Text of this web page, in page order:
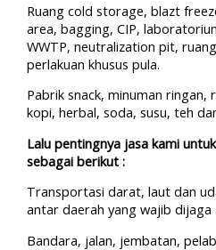
Ruang cold storage, blazt
area, bagging, CIP,
WWTP, neutralization pit,
perlakuan khusus pula.
Pabrik snack, minuman
kopi, herbal, soda, susu, teh
Lalu pentingnya jasa kami
sebagai berikut :
Transportasi darat, laut dan
antar daerah yang wajib
Bandara, jalan, jembatan,